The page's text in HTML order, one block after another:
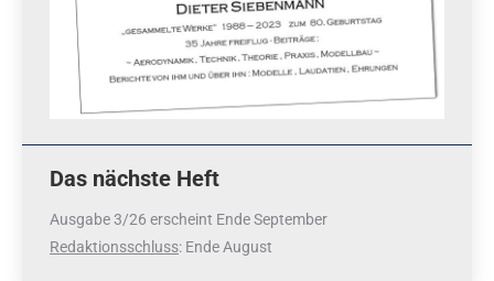
Das nächste Heft
Ausgabe 3/26 erscheint Ende September
Redaktionsschluss: Ende August